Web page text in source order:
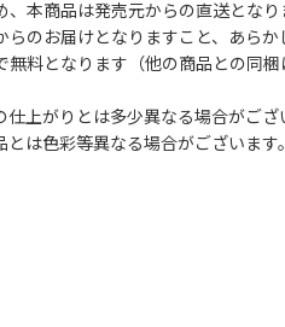
本商品は発売元からの直送となり
のお届けとなりますこと、あらか
料となります（他の商品との同梱
上がりとは多少異なる場合がござ
は色彩等異なる場合がございます。